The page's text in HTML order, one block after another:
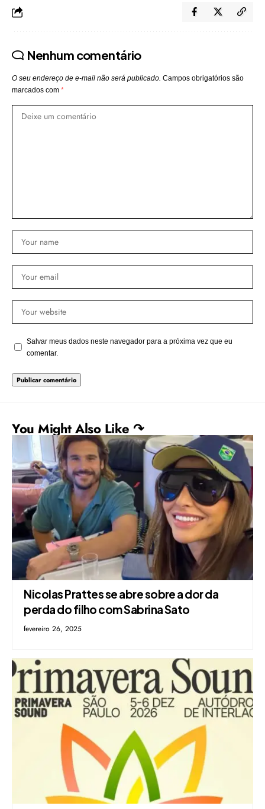
Nenhum comentário
O seu endereço de e-mail não será publicado. Campos obrigatórios são
marcados com *
Salvar meus dados neste navegador para a próxima vez que eu
comentar.
You Might Also Like ↷
Nicolas Prattes se abre sobre a dor da
perda do filho com Sabrina Sato
fevereiro 26, 2025